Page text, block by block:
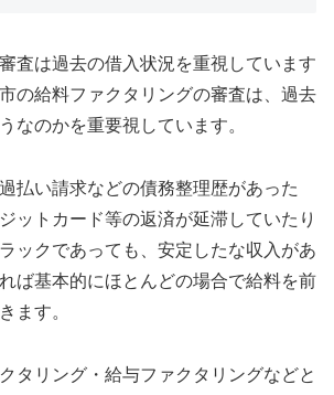
査は過去の借入状況を重視しています
の給料ファクタリングの審査は、過去
なのかを重要視しています。
払い請求などの債務整理歴があった
ットカード等の返済が延滞していたり
ックであっても、安定したな収入があ
ば基本的にほとんどの場合で給料を前
ます。
タリング・給与ファクタリングなどと